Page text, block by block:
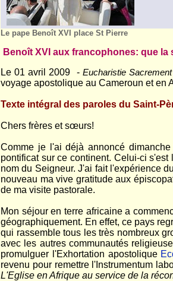
Le pape Benoît XVI place St Pierre
Benoît XVI aux francophones: que
Le 01 avril 2009 - Eucharistie
voyage apostolique au Cameroun et en
Texte intégral des paroles du Saint-
Chers frères et sœurs!
Comme je l'ai déjà annoncé
pontificat sur ce continent. Celui-ci
nom du Seigneur. J'ai fait l'expérience
nouveau ma vive gratitude aux
de ma visite pastorale.
Mon séjour en terre africaine a
géographiquement. En effet, ce pays
qui rassemble tous les très nombreux
avec les autres communautés
promulguer l'Exhortation apostolique
revenu pour remettre l'Instrumentum
L'Eglise en Afrique au service de la